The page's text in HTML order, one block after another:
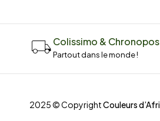
Colissimo &
Partout dans le monde !
2025 © CopyrightCouleurs